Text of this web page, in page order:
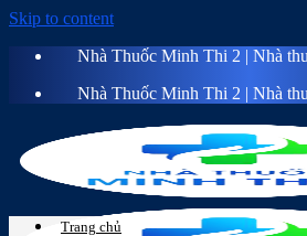
Skip to content
Nhà Thuốc Minh Thi 2 | Nhà
Nhà Thuốc Minh Thi 2 | Nhà
Trang chủ